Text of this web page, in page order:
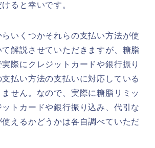
ると幸いです。
いくつかそれらの支払い方法が使
て解説させていただきますが、糖脂
際にクレジットカードや銀行振り
払い方法の支払いに対応している
せん。なので、実際に糖脂リミッ
ットカードや銀行振り込み、代引な
えるかどうかは各自調べていただ